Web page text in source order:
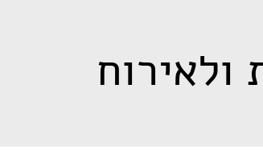
ולאירוח